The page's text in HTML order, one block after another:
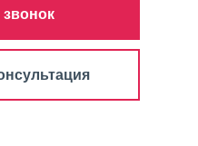
звонок